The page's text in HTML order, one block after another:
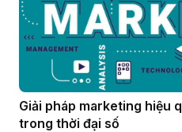
Giải pháp marketing hiệu
trong thời đại số